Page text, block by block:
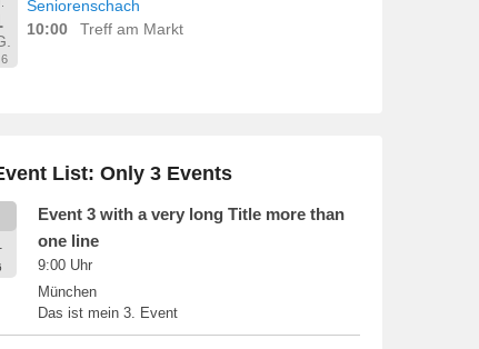
Seniorenschach
10:00
Treff am Markt
List: Only 3 Events
Event 3 with a very long Title more than
one line
9:00 Uhr
München
Das ist mein 3. Event